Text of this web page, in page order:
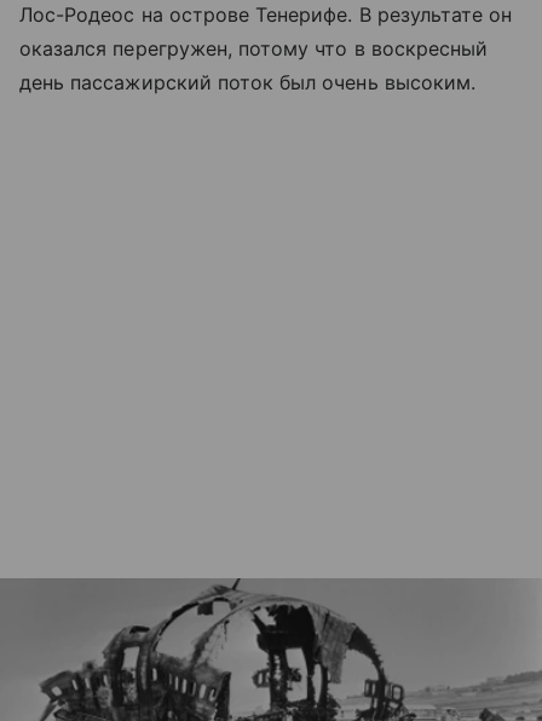
Лос-Родеос на острове Тенерифе. В результате он
оказался перегружен, потому что в воскресный
день пассажирский поток был очень высоким.